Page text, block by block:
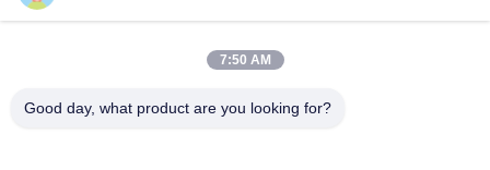
450w Butt Welding 800mm Saddle Fusion Machine
630w Workshop Fitting Welding Machine 315mm 630mm Hdpe
7:50 AM
Good day, what product are you looking for?